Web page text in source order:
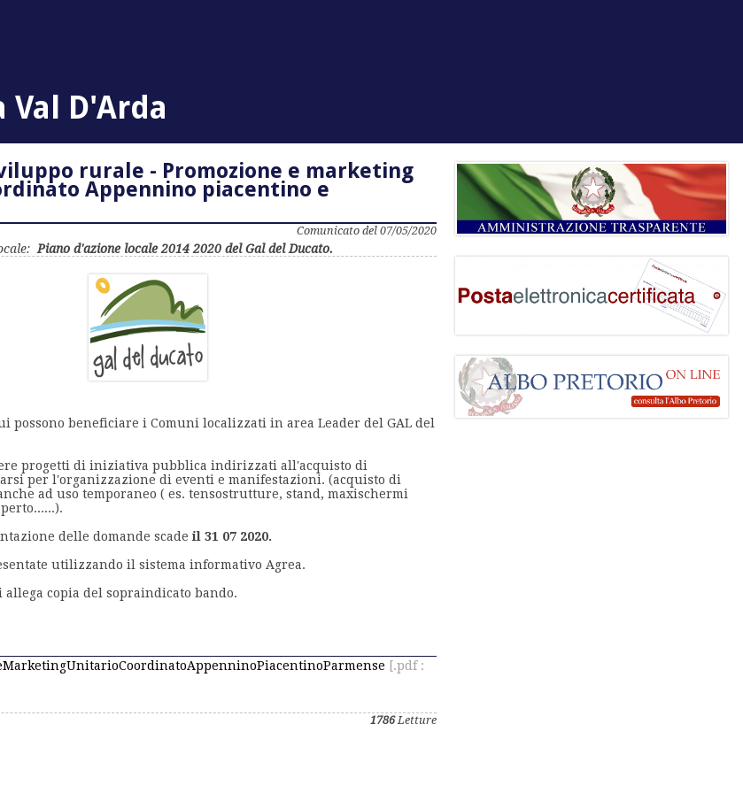
D'Arda
rurale - Promozione e marketing
Appennino piacentino e
Comunicato del 07/05/2020
Piano d'azione locale 2014 2020 del Gal del Ducato.
possono beneficiare i Comuni localizzati in area Leader del GAL del
progetti di iniziativa pubblica indirizzati all'acquisto di
per l'organizzazione di eventi e manifestazioni. (acquisto di
ad uso temporaneo ( es. tensostrutture, stand, maxischermi
delle domande scade il 31 07 2020.
utilizzando il sistema informativo Agrea.
copia del sopraindicato bando.
[.pdf :
1786Letture